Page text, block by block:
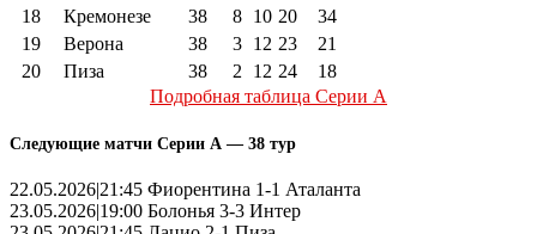
18
Кремонезе 38 8 10 20
34
19
Верона 38 3 12 23
21
20
Пиза 38 2 12 24
18
Подробная таблица Серии А
Следующие матчи Серии А — 38 тур
22.05.2026|21:45 Фиорентина 1-1 Аталанта
23.05.2026|19:00 Болонья 3-3 Интер